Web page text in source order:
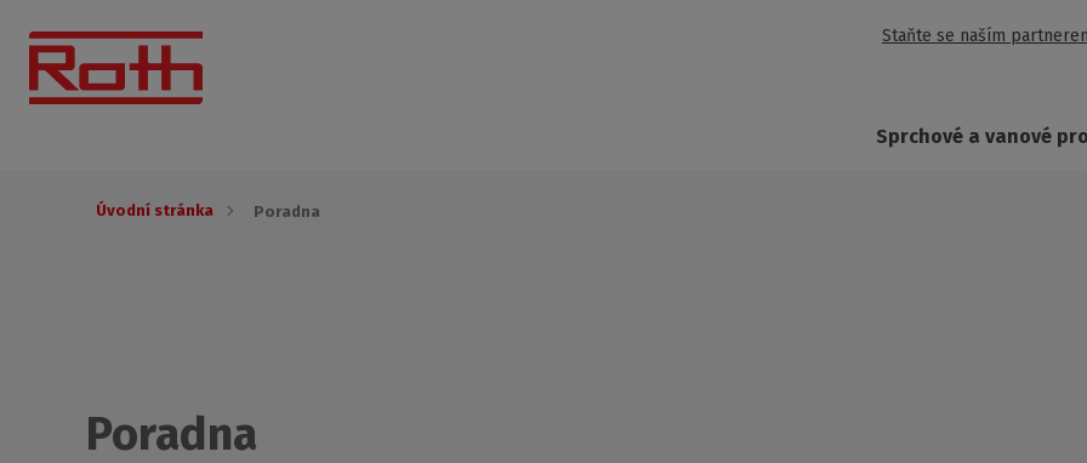
Staňte se naším
Sprchové a vanové
Úvodní stránka Poradna
Poradna